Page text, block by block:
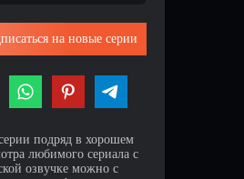
на новые серии
подряд в хорошем
любимого сериала с
озвучке можно с